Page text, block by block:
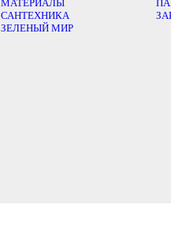
МАТЕРИАЛЫ
САНТЕХНИКА
ЗЕЛЕНЫЙ МИР